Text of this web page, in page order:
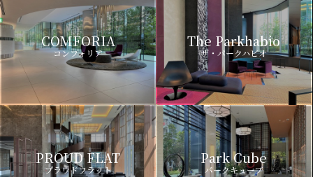
COMFORIA
コンフォリア
The Parkhabio
ザ・パークハビオ
PROUD FLAT
プラウドフラット
Park Cube
パークキューブ